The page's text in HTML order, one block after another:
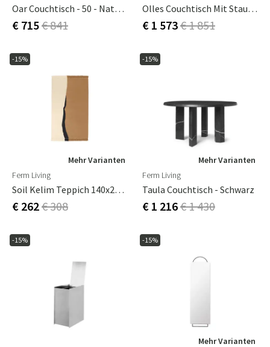
Oar Couchtisch - 50 - Natureiche
€ 715€ 841
Olles Couchtisch Mit Stauraum – Ø80 – Natürliches Eichenfurnier
€ 1 573€ 1 851
-15%
Mehr Varianten
Ferm Living
Soil Kelim Teppich 140x200 Cm - Dunkler Sand/Off-White
€ 262€ 308
-15%
Mehr Varianten
Ferm Living
Taula Couchtisch - Schwarz
€ 1 216€ 1 430
-15% -15%
Mehr Varianten